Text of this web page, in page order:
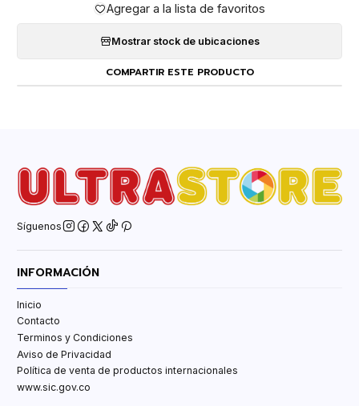
Agregar a la lista de favoritos
Mostrar stock de ubicaciones
COMPARTIR ESTE PRODUCTO
Síguenos
INFORMACIÓN
Inicio
Contacto
Terminos y Condiciones
Aviso de Privacidad
Política de venta de productos internacionales
www.sic.gov.co